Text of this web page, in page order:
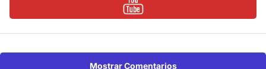
Mostrar Comentarios